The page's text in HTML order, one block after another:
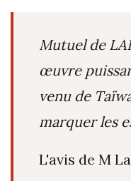
Mutuel de
œuvre
venu de
marquer les
L'avis de M